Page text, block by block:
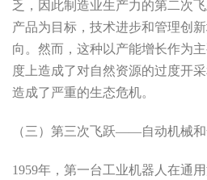
乏，因此制造业生产力的第二次
产品为目标，技术进步和管理创
向。然而，这种以产能增长作为
度上造成了对自然资源的过度开
造成了严重的生态危机。
（三）第三次飞跃——自动机械
1959年，第一台工业机器人在通